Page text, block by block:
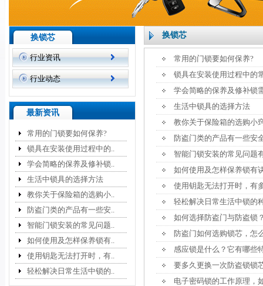
换锁芯
行业资讯
行业动态
最新资讯
常用的门锁要如何保养?
锁具在安装使用过程中的..
学会简略的保养及修补锁..
生活中锁具的选择方法
教你关于保险箱的选购小..
防盗门类的产品有一些安..
智能门锁安装的常见问题..
如何使用及怎样保养锁有..
使用钥匙无法打开时，有..
轻松解决日常生活中锁的..
换锁芯
常用的门锁要如何保养?
锁具在安装使用过程中的
学会简略的保养及修补锁
生活中锁具的选择方法
教你关于保险箱的选购小
防盗门类的产品有一些安
智能门锁安装的常见问题
如何使用及怎样保养锁有
使用钥匙无法打开时，有
轻松解决日常生活中锁的
如何选择防盗门与防盗锁
防盗门如何选购锁芯，怎
感应锁是什么？它有哪些
要多久更换一次防盗锁锁
电子密码锁的工作原理，